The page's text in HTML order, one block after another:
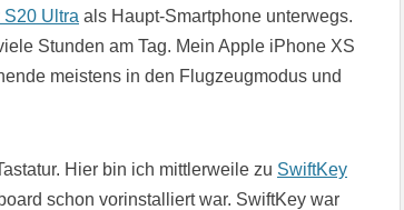
Ultra als Haupt-Smartphone unterwegs.
Stunden am Tag. Mein Apple iPhone XS
meistens in den Flugzeugmodus und
Hier bin ich mittlerweile zu SwiftKey
schon vorinstalliert war. SwiftKey war